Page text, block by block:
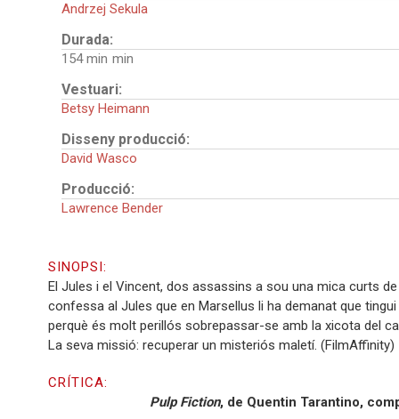
Andrzej Sekula
Durada:
154 min
Vestuari:
Betsy Heimann
Disseny producció:
David Wasco
Producció:
Lawrence Bender
SINOPSI:
El Jules i el Vincent, dos assassins a sou una mica curts
confessa al Jules que en Marsellus li ha demanat que
perquè és molt perillós sobrepassar-se amb la xicota del
La seva missió: recuperar un misteriós maletí. (FilmAffinity)
CRÍTICA:
Pulp Fiction, de Quentin Tarantino,